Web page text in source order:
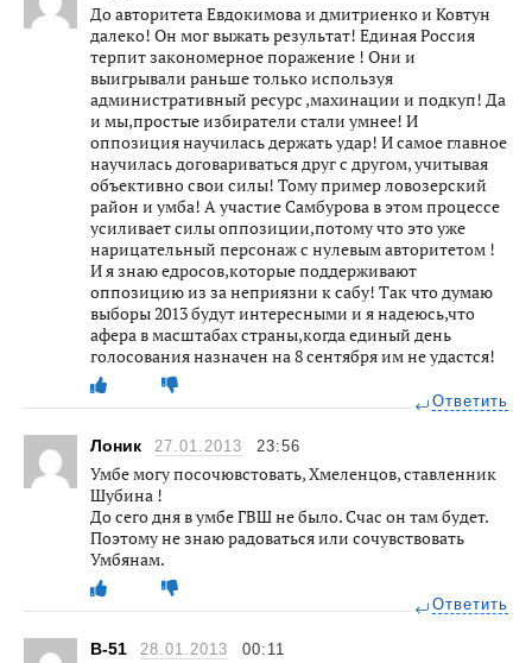
До авторитета Евдокимова и дмитриенко и Ковтун
далеко! Он мог выжать результат! Единая Россия
терпит закономерное поражение ! Они и
выигрывали раньше только используя
административный ресурс ,махинации и подкуп! Да
и мы,простые избиратели стали умнее! И
оппозиция научилась держать удар! И самое главное
научилась договариваться друг с другом, учитывая
объективно свои силы! Тому пример ловозерский
район и умба! А участие Самбурова в этом процессе
усиливает силы оппозиции,потому что это уже
нарицательный персонаж с нулевым авторитетом !
И я знаю едросов,которые поддерживают
оппозицию из за неприязни к сабу! Так что думаю
выборы 2013 будут интересными и я надеюсь,что
афера в масштабах страны,когда единый день
голосования назначен на 8 сентября им не удастся!
Ответить
Лоник 27.01.2013 23:56
Умбе могу посочювстовать, Хмеленцов, ставленник
Шубина !
До сего дня в умбе ГВШ не было. Счас он там будет.
Поэтому не знаю радоваться или сочувствовать
Умбянам.
Ответить
B-51 28.01.2013 00:11